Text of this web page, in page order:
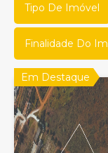
Tipo De Imóvel
Finalidade Do
Em Destaque